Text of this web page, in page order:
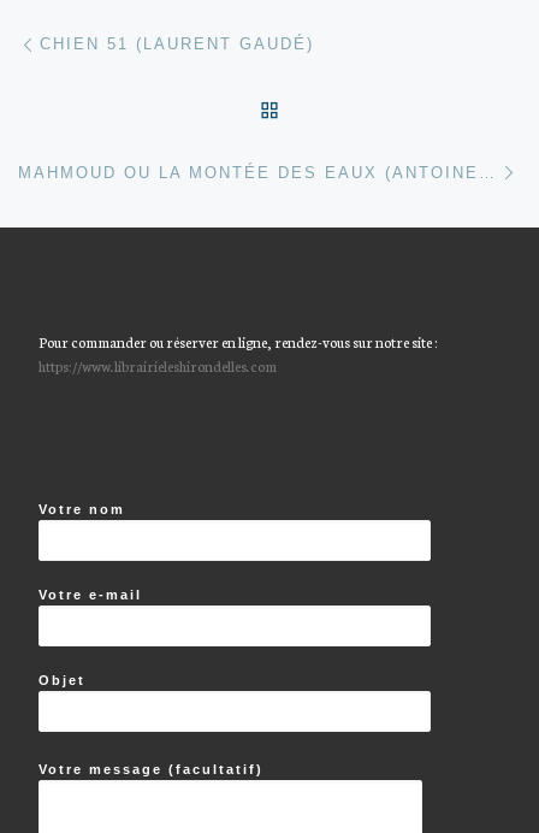
Parcourir les articles
CHIEN 51 (LAURENT GAUDÉ)
Pour commander ou réserver en ligne, rendez-vous sur notre site :
https://www.librairieleshirondelles.com
Votre nom
Votre e-mail
Objet
Votre message (facultatif)